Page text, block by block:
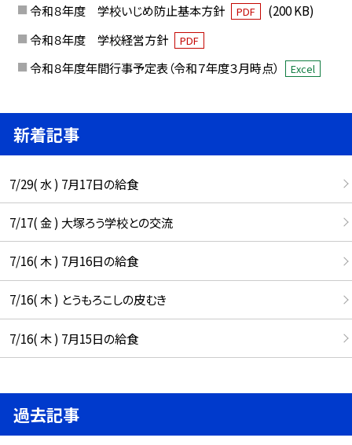
令和８年度 学校いじめ防止基本方針 PDF
(200 KB)
令和８年度 学校経営方針
PDF
令和８年度年間行事予定表（令和７年度３月時点） Excel
新着記事
7/29( 水 ) 7月17日の給食
7/17( 金 ) 大塚ろう学校との交流
7/16( 木 ) 7月16日の給食
7/16( 木 ) とうもろこしの皮むき
7/16( 木 ) 7月15日の給食
過去記事